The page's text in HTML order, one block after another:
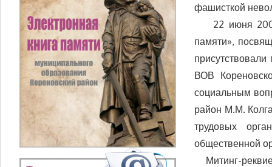
фашисткой
22 июня
памяти»,
ВОВ
социальным
район М.М.
трудовых
общественной
Митинг-